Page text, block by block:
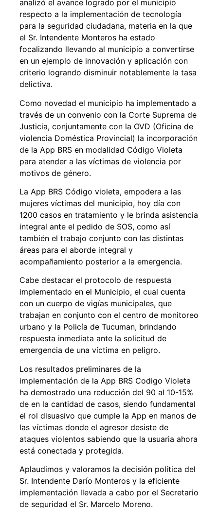
analizó el avance logrado por el municipio
respecto a la implementación de tecnología
para la seguridad ciudadana, materia en la que
el Sr. Intendente Monteros ha estado
focalizando llevando al municipio a convertirse
en un ejemplo de innovación y aplicación con
criterio logrando disminuir notablemente la tasa
delictiva.
Como novedad el municipio ha implementado a
través de un convenio con la Corte Suprema de
Justicia, conjuntamente con la OVD (Oficina de
violencia Doméstica Provincial) la incorporación
de la App BRS en modalidad Código Violeta
para atender a las víctimas de violencia por
motivos de género.
La App BRS Código violeta, empodera a las
mujeres víctimas del municipio, hoy día con
1200 casos en tratamiento y le brinda asistencia
integral ante el pedido de SOS, como así
también el trabajo conjunto con las distintas
áreas para el aborde integral y
acompañamiento posterior a la emergencia.
Cabe destacar el protocolo de respuesta
implementado en el Municipio, el cual cuenta
con un cuerpo de vigías municipales, que
trabajan en conjunto con el centro de monitoreo
urbano y la Policía de Tucuman, brindando
respuesta inmediata ante la solicitud de
emergencia de una víctima en peligro.
Los resultados preliminares de la
implementación de la App BRS Codigo Violeta
ha demostrado una reducción del 90 al 10-15%
de en la cantidad de casos, siendo fundamental
el rol disuasivo que cumple la App en manos de
las víctimas donde el agresor desiste de
ataques violentos sabiendo que la usuaria ahora
está conectada y protegida.
Aplaudimos y valoramos la decisión política del
Sr. Intendente Darío Monteros y la eficiente
implementación llevada a cabo por el Secretario
de seguridad el Sr. Marcelo Moreno.